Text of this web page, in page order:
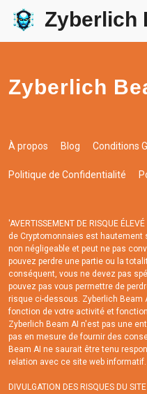
Zyberlich
Zyberlich
À propos Blog Conditions
Politique de Confidentialité
'AVERTISSEMENT DE RISQUE
de Cryptomonnaies est
non négligeable et peut ne pas
pouvez perdre une partie ou la
conséquent, vous ne devez pas
pouvez pas vous permettre de
risque ci-dessous. Zyberlich Beam
fonction de votre activité et
Zyberlich Beam AI n'est pas une
pas en mesure de fournir des
Beam AI ne saurait être tenu
relation avec ce site web informatif.
DIVULGATION DES RISQUES DU